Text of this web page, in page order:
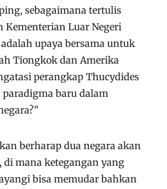
sebagaimana tertulis
Kementerian Luar Negeri
upaya bersama untuk
Tiongkok dan Amerika
perangkap Thucydides
baru dalam
berharap dua negara akan
, di mana ketegangan yang
bisa memudar bahkan